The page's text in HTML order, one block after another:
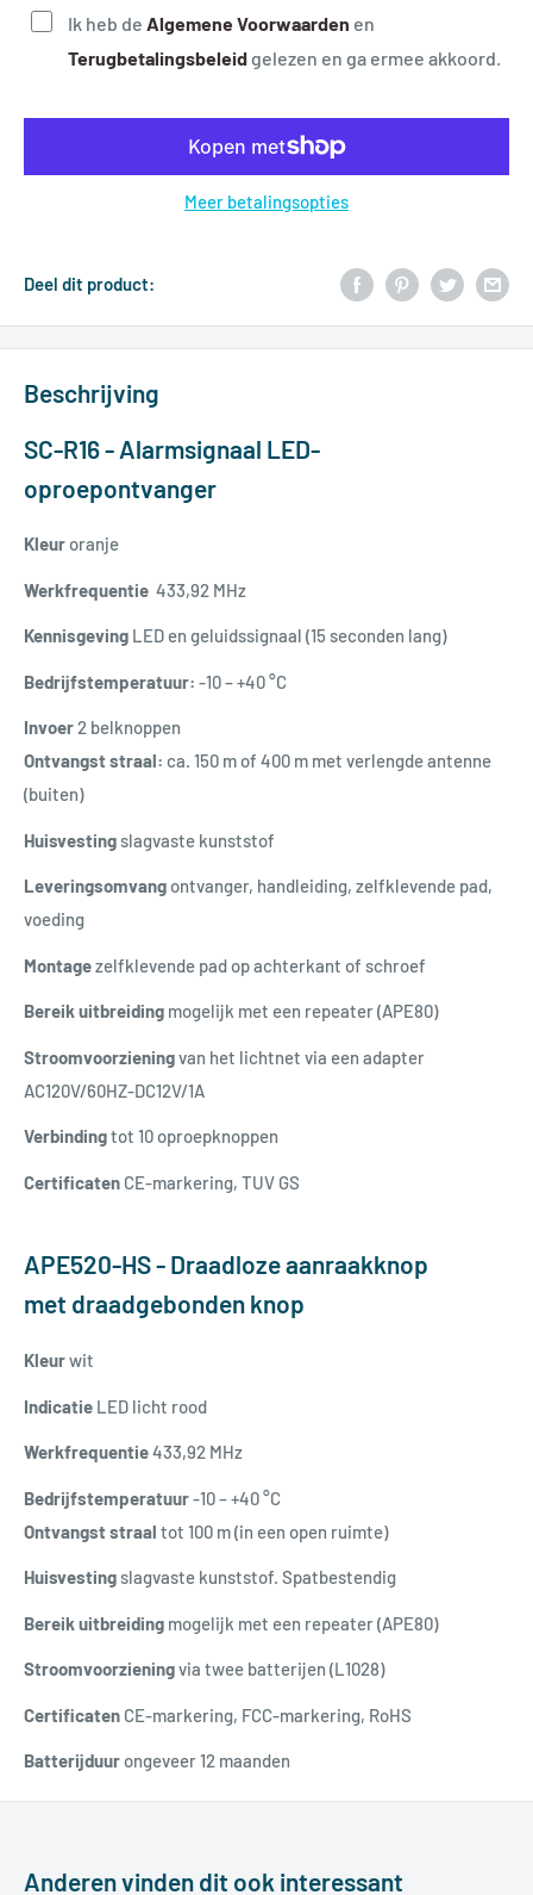
Ik heb de Algemene Voorwaarden en
Terugbetalingsbeleid gelezen en ga ermee akkoord.
Meer betalingsopties
Deel dit product:
Beschrijving
SC-R16 - Alarmsignaal LED-
oproepontvanger
Kleuroranje
Werkfrequentie 433,92 MHz
Kennisgeving LED en geluidssignaal (15 seconden lang)
Bedrijfstemperatuur: -10 – +40 °C
Invoer2 belknoppen
Ontvangst straal: ca. 150 m of 400 m met verlengde antenne
(buiten)
Huisvestingslagvaste kunststof
Leveringsomvangontvanger, handleiding, zelfklevende pad,
voeding
Montagezelfklevende pad op achterkant of schroef
Bereikuitbreiding mogelijk met een repeater (APE80)
Stroomvoorzieningvan het lichtnet via een adapter
AC120V/60HZ-DC12V/1A
Verbindingtot 10 oproepknoppen
Certificaten CE-markering, TUV GS
APE520-HS - Draadloze aanraakknop
met draadgebonden knop
Kleurwit
Indicatie LED licht rood
Werkfrequentie433,92 MHz
Bedrijfstemperatuur-10 – +40 °C
Ontvangst straal tot 100 m (in een open ruimte)
Huisvestingslagvaste kunststof. Spatbestendig
Bereikuitbreiding mogelijk met een repeater (APE80)
Stroomvoorzieningvia twee batterijen (L1028)
Certificaten CE-markering, FCC-markering, RoHS
Batterijduurongeveer 12 maanden
Anderen vinden dit ook interessant